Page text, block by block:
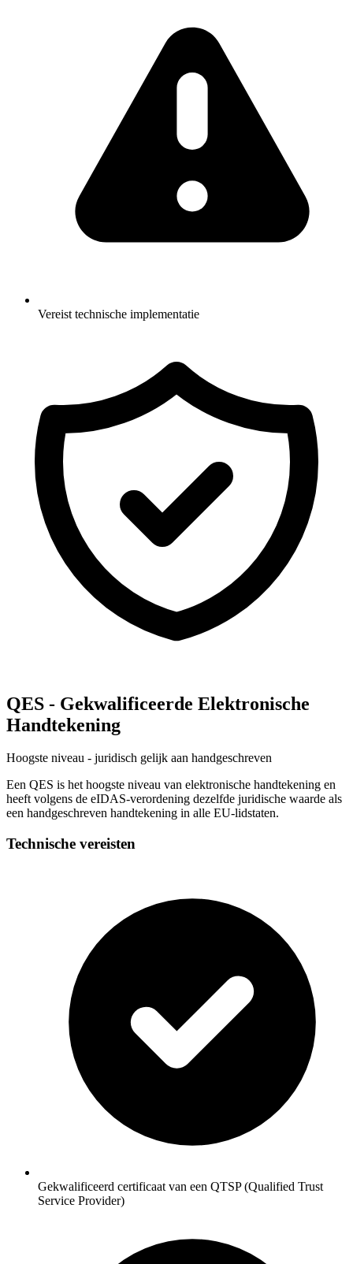
Vereist technische implementatie
QES - Gekwalificeerde Elektronische
Handtekening
Hoogste niveau - juridisch gelijk aan handgeschreven
Een QES is het hoogste niveau van elektronische handtekening en
heeft volgens de eIDAS-verordening dezelfde juridische waarde als
een handgeschreven handtekening in alle EU-lidstaten.
Technische vereisten
Gekwalificeerd certificaat van een QTSP (Qualified Trust
Service Provider)